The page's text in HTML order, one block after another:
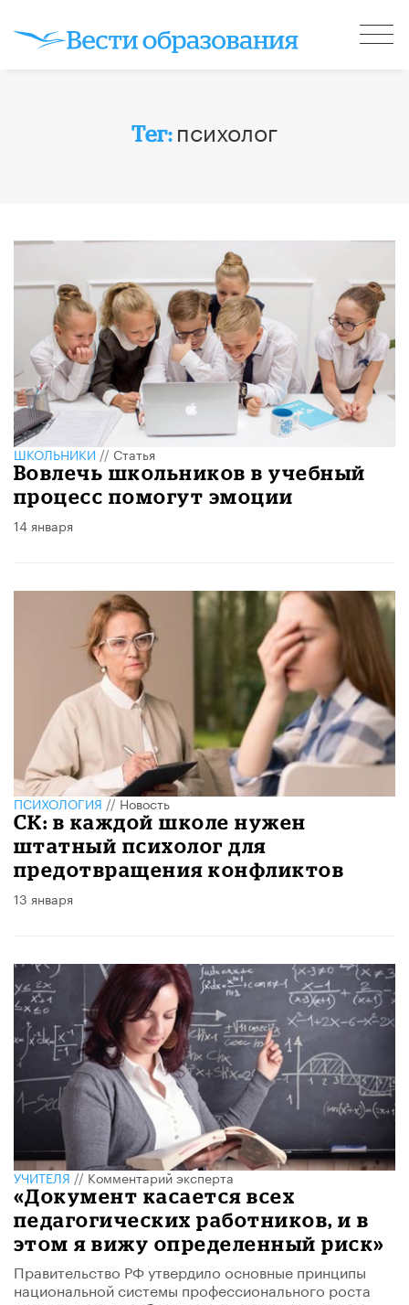
Тег: психолог
ШКОЛЬНИКИ// Статья
Вовлечь школьников в учебный
процесс помогут эмоции
14 января
ПСИХОЛОГИЯ//Новость
СК: в каждой школе нужен
штатный психолог для
предотвращения конфликтов
13 января
УЧИТЕЛЯ//Комментарий эксперта
«Документ касается всех
педагогических работников, и в
этом я вижу определенный риск»
Правительство РФ утвердило основные принципы
национальной системы профессионального роста